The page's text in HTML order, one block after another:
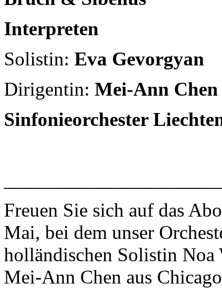
Interpreten
Solistin: Eva Gevorgyan
Dirigentin: Mei-Ann Chen
Sinfonieorchester
Freuen Sie sich auf das
Mai, bei dem unser
holländischen Solistin
Mei-Ann Chen aus